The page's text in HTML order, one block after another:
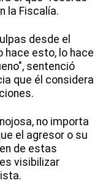
la Fiscalía.
desde el
hace esto, lo hace
sentenció
que él considera
no importa
el agresor o su
de estas
visibilizar